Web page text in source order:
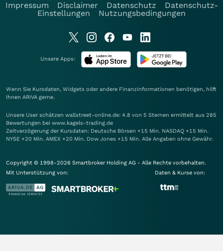
Impressum
Disclaimer Datenschutz
Datenschutz-
Einstellungen
Nutzungsbedingungen
Unsere Apps:
Wenn Sie Kursdaten, Widgets oder andere Finanzinformationen benötigen, hilft
Ihnen ARIVA gerne.
Unsere User schätzen wallstreet-online.de: 4.8 von 5 Sternen ermittelt aus 285
Bewertungen bei www.kagels-trading.de
Zeitverzögerung der Kursdaten: Deutsche Börsen +15 Min. NASDAQ +15 Min.
NYSE +20 Min. AMEX +20 Min. Dow Jones +15 Min. Alle Angaben ohne Gewähr.
Copyright © 1998-2026 Smartbroker Holding AG - Alle Rechte vorbehalten.
Mit Unterstützung von:
Daten & Kurse von: